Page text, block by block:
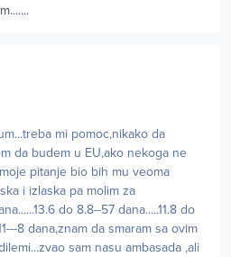
mi pomoc,nikako da
da budem u EU,ako nekoga ne
pitanje bio bih mu veoma
i izlaska pa molim za
do 8.8--57 dana.....11.8 do
8 dana,znam da smaram sa ovim
sam nasu ambasada ,ali